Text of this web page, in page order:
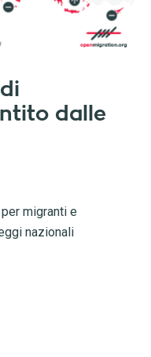
dalle
migranti e
nazionali